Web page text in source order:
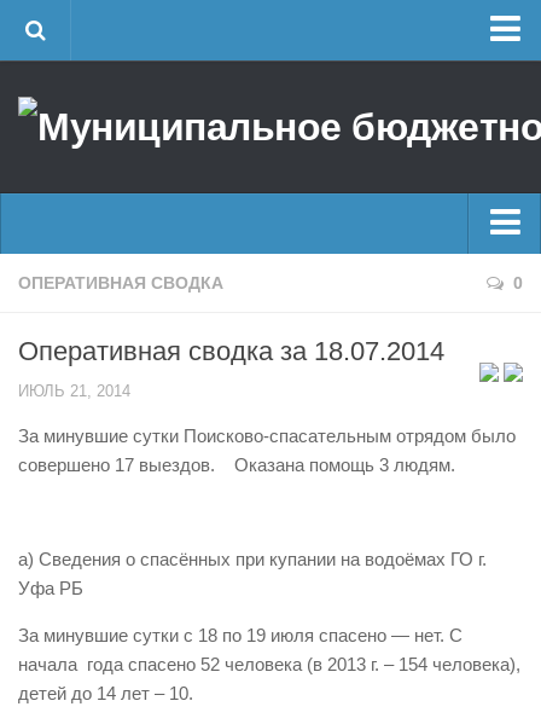
Об учреждении
Районные УГЗ
Поисково-спасательный отряд г. Уфы
Центр размещения пострадавших
Отчеты о реализации муниципальных программ
Виды деятельности
Оказание платных образовательных услуг
УГЗ рекомендует
Главные новости
Оперативная сводка
ОПЕРАТИВНАЯ СВОДКА 0
Оперативная сводка за 18.07.2014
ИЮЛЬ 21, 2014
За минувшие сутки Поисково-спасательным отрядом было
совершено 17 выездов. Оказана помощь 3 людям.
а) Сведения о спасённых при купании на водоёмах ГО г.
Уфа РБ
За минувшие сутки с 18 по 19 июля спасено — нет. С
начала года спасено 52 человека (в 2013 г. – 154 человека),
детей до 14 лет – 10.